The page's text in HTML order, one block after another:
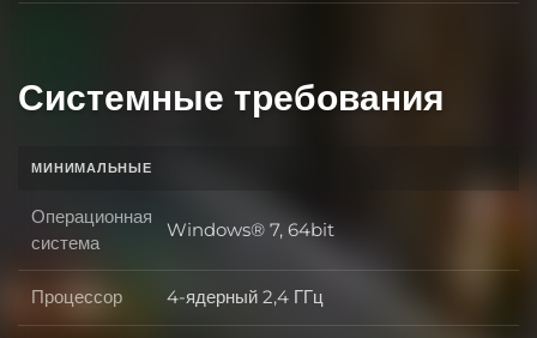
Системные требования
МИНИМАЛЬНЫЕ
Операционная
система
Операционная система
Windows® 7, 64bit
Процессор Процессор
4-ядерный 2,4 ГГц